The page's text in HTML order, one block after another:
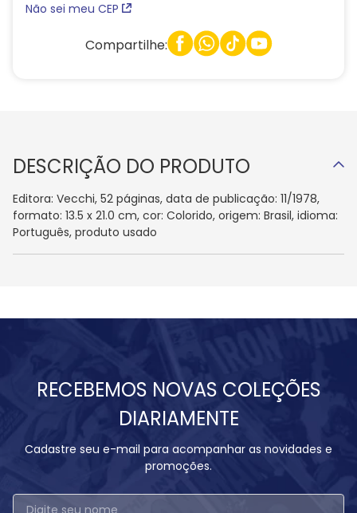
Não sei meu CEP
Compartilhe:
DESCRIÇÃO DO PRODUTO
Editora: Vecchi, 52 páginas, data de publicação: 11/1978,
formato: 13.5 x 21.0 cm, cor: Colorido, origem: Brasil, idioma:
Português, produto usado
RECEBEMOS NOVAS COLEÇÕES
DIARIAMENTE
Cadastre seu e-mail para acompanhar as novidades e
promoções.